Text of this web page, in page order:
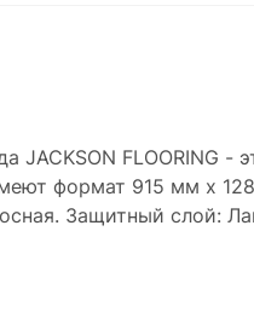
JACKSON FLOORING -
формат 915 мм х
Защитный слой: